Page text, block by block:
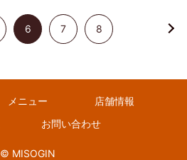
6 7 8
メニュー
店舗情報
お問い合わせ
© MISOGIN